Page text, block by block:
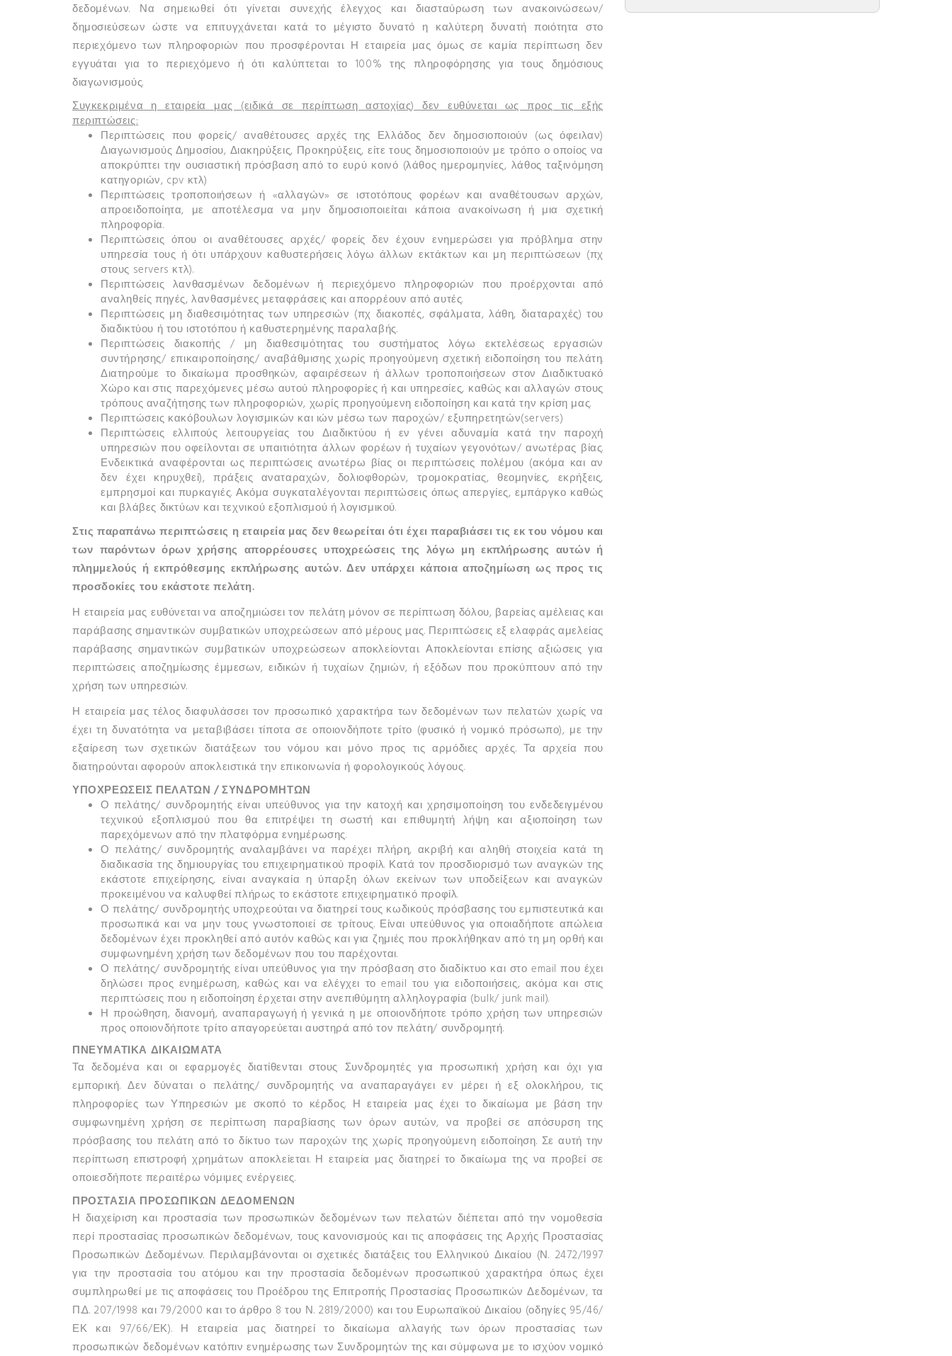
δεδομένων. Να σημειωθεί ότι γίνεται συνεχής έλεγχος και διασταύρωση των ανακοινώσεων/
δημοσιεύσεων ώστε να επιτυγχάνεται κατά το μέγιστο δυνατό η καλύτερη δυνατή ποιότητα στο
περιεχόμενο των πληροφοριών που προσφέρονται. Η εταιρεία μας όμως σε καμία περίπτωση δεν
εγγυάται για το περιεχόμενο ή ότι καλύπτεται το 100% της πληροφόρησης για τους δημόσιους
διαγωνισμούς.
Συγκεκριμένα η εταιρεία μας (ειδικά σε περίπτωση αστοχίας) δεν ευθύνεται ως προς τις εξής
περιπτώσεις:
Περιπτώσεις που φορείς/ αναθέτουσες αρχές της Ελλάδος δεν δημοσιοποιούν (ως όφειλαν)
Διαγωνισμούς Δημοσίου, Διακηρύξεις, Προκηρύξεις, είτε τους δημοσιοποιούν με τρόπο ο οποίος να
αποκρύπτει την ουσιαστική πρόσβαση από το ευρύ κοινό (λάθος ημερομηνίες, λάθος ταξινόμηση
κατηγοριών, cpv κτλ)
Περιπτώσεις τροποποιήσεων ή «αλλαγών» σε ιστοτόπους φορέων και αναθέτουσων αρχών,
απροειδοποίητα, με αποτέλεσμα να μην δημοσιοποιείται κάποια ανακοίνωση ή μια σχετική
πληροφορία.
Περιπτώσεις όπου οι αναθέτουσες αρχές/ φορείς δεν έχουν ενημερώσει για πρόβλημα στην
υπηρεσία τους ή ότι υπάρχουν καθυστερήσεις λόγω άλλων εκτάκτων και μη περιπτώσεων (πχ
στους servers κτλ).
Περιπτώσεις λανθασμένων δεδομένων ή περιεχόμενο πληροφοριών που προέρχονται από
αναληθείς πηγές, λανθασμένες μεταφράσεις και απορρέουν από αυτές.
Περιπτώσεις μη διαθεσιμότητας των υπηρεσιών (πχ διακοπές, σφάλματα, λάθη, διαταραχές) του
διαδικτύου ή του ιστοτόπου ή καθυστερημένης παραλαβής.
Περιπτώσεις διακοπής / μη διαθεσιμότητας του συστήματος λόγω εκτελέσεως εργασιών
συντήρησης/ επικαιροποίησης/ αναβάθμισης χωρίς προηγούμενη σχετική ειδοποίηση του πελάτη.
Διατηρούμε το δικαίωμα προσθηκών, αφαιρέσεων ή άλλων τροποποιήσεων στον Διαδικτυακό
Χώρο και στις παρεχόμενες μέσω αυτού πληροφορίες ή και υπηρεσίες, καθώς και αλλαγών στους
τρόπους αναζήτησης των πληροφοριών, χωρίς προηγούμενη ειδοποίηση και κατά την κρίση μας.
Περιπτώσεις κακόβουλων λογισμικών και ιών μέσω των παροχών/ εξυπηρετητών(servers)
Περιπτώσεις ελλιπούς λειτουργείας του Διαδικτύου ή εν γένει αδυναμία κατά την παροχή
υπηρεσιών που οφείλονται σε υπαιτιότητα άλλων φορέων ή τυχαίων γεγονότων/ ανωτέρας βίας.
Ενδεικτικά αναφέρονται ως περιπτώσεις ανωτέρω βίας οι περιπτώσεις πολέμου (ακόμα και αν
δεν έχει κηρυχθεί), πράξεις αναταραχών, δολιοφθορών, τρομοκρατίας, θεομηνίες, εκρήξεις,
εμπρησμοί και πυρκαγιές. Ακόμα συγκαταλέγονται περιπτώσεις όπως απεργίες, εμπάργκο καθώς
και βλάβες δικτύων και τεχνικού εξοπλισμού ή λογισμικού.
Στις παραπάνω περιπτώσεις η εταιρεία μας δεν θεωρείται ότι έχει παραβιάσει τις εκ του νόμου και
των παρόντων όρων χρήσης απορρέουσες υποχρεώσεις της λόγω μη εκπλήρωσης αυτών ή
πλημμελούς ή εκπρόθεσμης εκπλήρωσης αυτών. Δεν υπάρχει κάποια αποζημίωση ως προς τις
προσδοκίες του εκάστοτε πελάτη.
Η εταιρεία μας ευθύνεται να αποζημιώσει τον πελάτη μόνον σε περίπτωση δόλου, βαρείας αμέλειας και
παράβασης σημαντικών συμβατικών υποχρεώσεων από μέρους μας. Περιπτώσεις εξ ελαφράς αμελείας
παράβασης σημαντικών συμβατικών υποχρεώσεων αποκλείονται. Αποκλείονται επίσης αξιώσεις για
περιπτώσεις αποζημίωσης έμμεσων, ειδικών ή τυχαίων ζημιών, ή εξόδων που προκύπτουν από την
χρήση των υπηρεσιών.
Η εταιρεία μας τέλος διαφυλάσσει τον προσωπικό χαρακτήρα των δεδομένων των πελατών χωρίς να
έχει τη δυνατότητα να μεταβιβάσει τίποτα σε οποιονδήποτε τρίτο (φυσικό ή νομικό πρόσωπο), με την
εξαίρεση των σχετικών διατάξεων του νόμου και μόνο προς τις αρμόδιες αρχές. Τα αρχεία που
διατηρούνται αφορούν αποκλειστικά την επικοινωνία ή φορολογικούς λόγους.
ΥΠΟΧΡΕΩΣΕΙΣ ΠΕΛΑΤΩΝ / ΣΥΝΔΡΟΜΗΤΩΝ
Ο πελάτης/ συνδρομητής είναι υπεύθυνος για την κατοχή και χρησιμοποίηση του ενδεδειγμένου
τεχνικού εξοπλισμού που θα επιτρέψει τη σωστή και επιθυμητή λήψη και αξιοποίηση των
παρεχόμενων από την πλατφόρμα ενημέρωσης.
Ο πελάτης/ συνδρομητής αναλαμβάνει να παρέχει πλήρη, ακριβή και αληθή στοιχεία κατά τη
διαδικασία της δημιουργίας του επιχειρηματικού προφίλ. Κατά τον προσδιορισμό των αναγκών της
εκάστοτε επιχείρησης, είναι αναγκαία η ύπαρξη όλων εκείνων των υποδείξεων και αναγκών
προκειμένου να καλυφθεί πλήρως το εκάστοτε επιχειρηματικό προφίλ.
Ο πελάτης/ συνδρομητής υποχρεούται να διατηρεί τους κωδικούς πρόσβασης του εμπιστευτικά και
προσωπικά και να μην τους γνωστοποιεί σε τρίτους. Είναι υπεύθυνος για οποιαδήποτε απώλεια
δεδομένων έχει προκληθεί από αυτόν καθώς και για ζημιές που προκλήθηκαν από τη μη ορθή και
συμφωνημένη χρήση των δεδομένων που του παρέχονται.
Ο πελάτης/ συνδρομητής είναι υπεύθυνος για την πρόσβαση στο διαδίκτυο και στο email που έχει
δηλώσει προς ενημέρωση, καθώς και να ελέγχει το email του για ειδοποιήσεις, ακόμα και στις
περιπτώσεις που η ειδοποίηση έρχεται στην ανεπιθύμητη αλληλογραφία (bulk/ junk mail).
Η προώθηση, διανομή, αναπαραγωγή ή γενικά η με οποιονδήποτε τρόπο χρήση των υπηρεσιών
προς οποιονδήποτε τρίτο απαγορεύεται αυστηρά από τον πελάτη/ συνδρομητή.
ΠΝΕΥΜΑΤΙΚΑ ΔΙΚΑΙΩΜΑΤΑ
Τα δεδομένα και οι εφαρμογές διατίθενται στους Συνδρομητές για προσωπική χρήση και όχι για
εμπορική. Δεν δύναται ο πελάτης/ συνδρομητής να αναπαραγάγει εν μέρει ή εξ ολοκλήρου, τις
πληροφορίες των Υπηρεσιών με σκοπό το κέρδος. Η εταιρεία μας έχει το δικαίωμα με βάση την
συμφωνημένη χρήση σε περίπτωση παραβίασης των όρων αυτών, να προβεί σε απόσυρση της
πρόσβασης του πελάτη από το δίκτυο των παροχών της χωρίς προηγούμενη ειδοποίηση. Σε αυτή την
περίπτωση επιστροφή χρημάτων αποκλείεται. Η εταιρεία μας διατηρεί το δικαίωμα της να προβεί σε
οποιεσδήποτε περαιτέρω νόμιμες ενέργειες.
ΠΡΟΣΤΑΣΙΑ ΠΡΟΣΩΠΙΚΩΝ ΔΕΔΟΜΕΝΩΝ
Η διαχείριση και προστασία των προσωπικών δεδομένων των πελατών διέπεται από την νομοθεσία
περί προστασίας προσωπικών δεδομένων, τους κανονισμούς και τις αποφάσεις της Αρχής Προστασίας
Προσωπικών Δεδομένων. Περιλαμβάνονται οι σχετικές διατάξεις του Ελληνικού Δικαίου (Ν. 2472/1997
για την προστασία του ατόμου και την προστασία δεδομένων προσωπικού χαρακτήρα όπως έχει
συμπληρωθεί με τις αποφάσεις του Προέδρου της Επιτροπής Προστασίας Προσωπικών Δεδομένων, τα
Π.Δ. 207/1998 και 79/2000 και το άρθρο 8 του Ν. 2819/2000) και του Ευρωπαϊκού Δικαίου (οδηγίες 95/46/
ΕΚ και 97/66/ΕΚ). Η εταιρεία μας διατηρεί το δικαίωμα αλλαγής των όρων προστασίας των
προσωπικών δεδομένων κατόπιν ενημέρωσης των Συνδρομητών της και σύμφωνα με το ισχύον νομικό